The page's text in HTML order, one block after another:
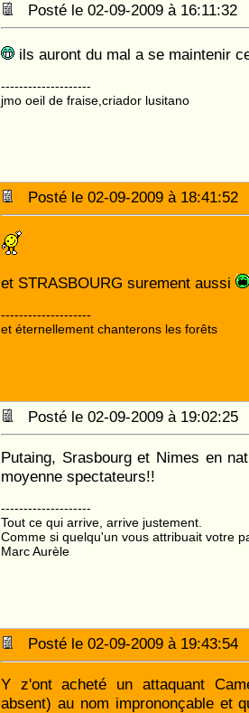
Posté le 02-09-2009 à
ils auront du mal a se maintenir
--------------------
jmo oeil de fraise,criador lusitano
Posté le 02-09-2009 à
et STRASBOURG surement aussi
--------------------
et éternellement chanterons les forêts
Posté le 02-09-2009 à
Putaing, Srasbourg et Nimes en
moyenne spectateurs!!
--------------------
Tout ce qui arrive, arrive justement.
Comme si quelqu'un vous attribuait votre
Marc Aurèle
Posté le 02-09-2009 à
Y z'ont acheté un attaquant
absent) au nom imprononçable et